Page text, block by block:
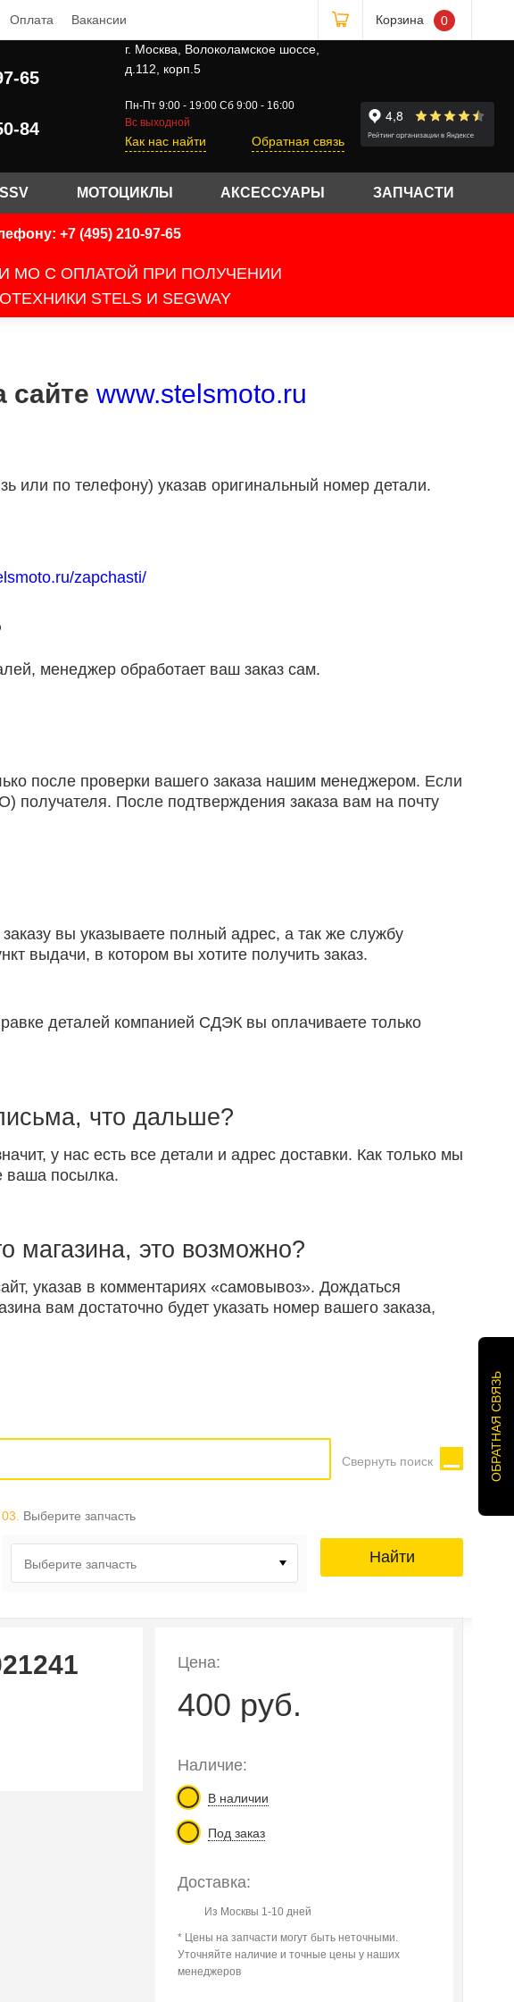
Оплата Вакансии Корзина 0
65
84
г. Москва, Волоколамское шоссе,
д.112, корп.5
Пн-Пт 9:00 - 19:00 Сб 9:00 - 16:00
Вс выходной
Как нас найти Обратная связь
МОТОЦИКЛЫ АКСЕССУАРЫ ЗАПЧАСТИ
+7 (495) 210-97-65
МО С ОПЛАТОЙ ПРИ ПОЛУЧЕНИИ
STELS И SEGWAY
сайте www.stelsmoto.ru
или по телефону) указав оригинальный номер детали.
zapchasti/
менеджер обработает ваш заказ сам.
после проверки вашего заказа нашим менеджером. Если
получателя. После подтверждения заказа вам на почту
вы указываете полный адрес, а так же службу
выдачи, в котором вы хотите получить заказ.
деталей компанией СДЭК вы оплачиваете только
что дальше?
у нас есть все детали и адрес доставки. Как только мы
ваша посылка.
магазина, это возможно?
указав в комментариях «самовывоз». Дождаться
вам достаточно будет указать номер вашего заказа,
Свернуть поиск
03. Выберите запчасть
Выберите запчасть Найти
Цена:
400 руб.
Наличие:
В наличии
Под заказ
Доставка:
Из Москвы 1-10 дней
* Цены на запчасти могут быть неточными.
Уточняйте наличие и точные цены у наших
менеджеров
ОБРАТНАЯ СВЯЗЬ